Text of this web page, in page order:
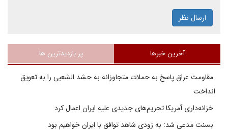
ارسال نظر
آخرین خبرها پر بازدیدترین ها
مقاومت عراق پاسخ به حملات متجاوزانه به حشد الشعبی را به تعویق
انداخت
خزانه‌داری آمریکا تحریم‌های جدیدی علیه ایران اعمال کرد
بسنت مدعی شد: به زودی شاهد توافق با ایران خواهیم بود